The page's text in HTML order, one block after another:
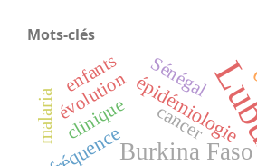
Mots-clés
Burkina Faso
épidémiologie
fréquence
clinique
évolution cancer
enfants Sénégal
malaria